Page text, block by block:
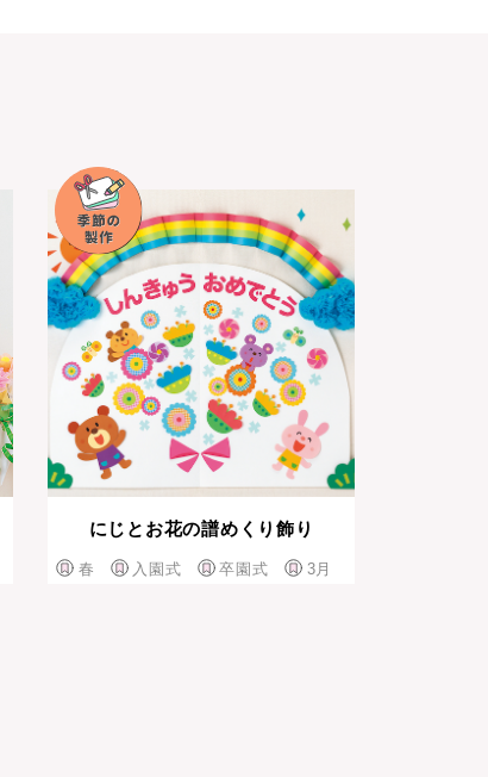
にじとお花の譜めくり飾り
春 入園式 卒園式 3月